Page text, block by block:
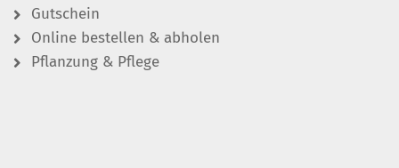
Gutschein
Online bestellen & abholen
Pflanzung & Pflege